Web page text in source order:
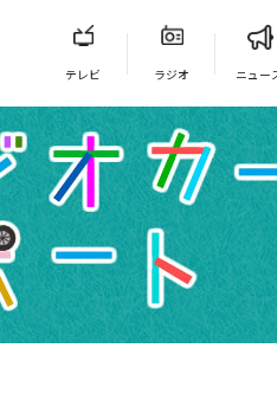
テレビ ラジオ ニュー